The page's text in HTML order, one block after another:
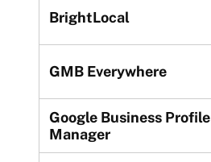
BrightLocal
GMB Everywhere
Google Business Profile
Manager